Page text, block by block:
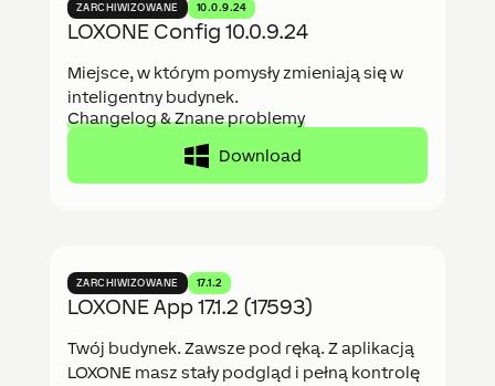
ZARCHIWIZOWANE 10.0.9.24
LOXONE Config 10.0.9.24
Miejsce, w którym pomysły zmieniają się w
inteligentny budynek.
Changelog & Znane problemy
Download
ZARCHIWIZOWANE 17.1.2
LOXONE App 17.1.2 (17593)
Twój budynek. Zawsze pod ręką. Z aplikacją
LOXONE masz stały podgląd i pełną kontrolę